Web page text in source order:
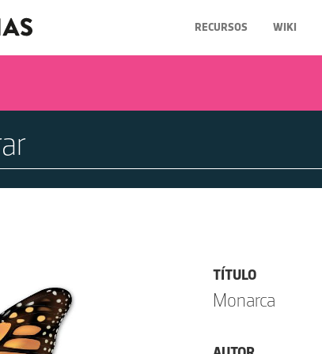
RECURSOS WIKI
TÍTULO
Monarca